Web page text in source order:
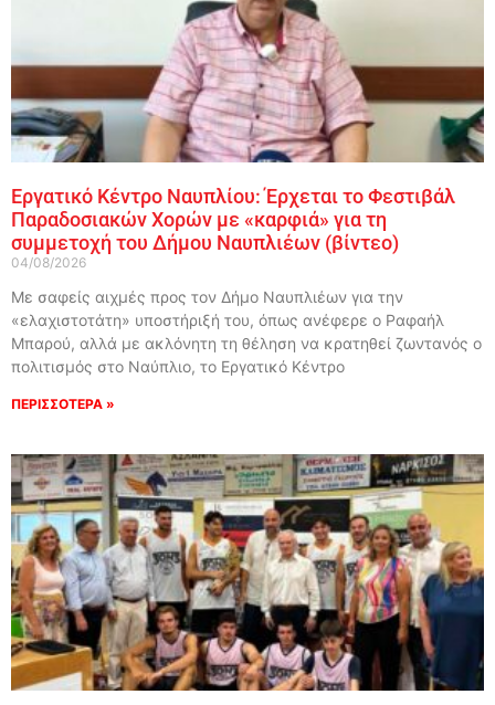
Εργατικό Κέντρο Ναυπλίου: Έρχεται το Φεστιβάλ
Παραδοσιακών Χορών με «καρφιά» για τη
συμμετοχή του Δήμου Ναυπλιέων (βίντεο)
04/08/2026
Με σαφείς αιχμές προς τον Δήμο Ναυπλιέων για την
«ελαχιστοτάτη» υποστήριξή του, όπως ανέφερε ο Ραφαήλ
Μπαρού, αλλά με ακλόνητη τη θέληση να κρατηθεί ζωντανός ο
πολιτισμός στο Ναύπλιο, το Εργατικό Κέντρο
ΠΕΡΙΣΣΟΤΕΡΑ »